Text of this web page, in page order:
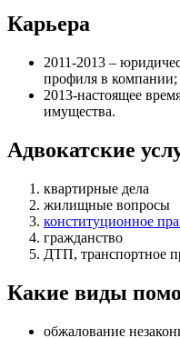
Карьера
2011-2013 –
профиля в компании;
2013-настоящее
имущества.
Адвокатские
квартирные дела
жилищные вопросы
конституционное
гражданство
ДТП, транспортное
Какие виды
обжалование